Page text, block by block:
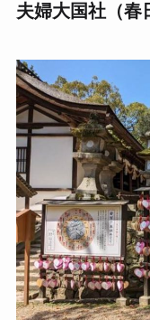
夫婦大国社（春